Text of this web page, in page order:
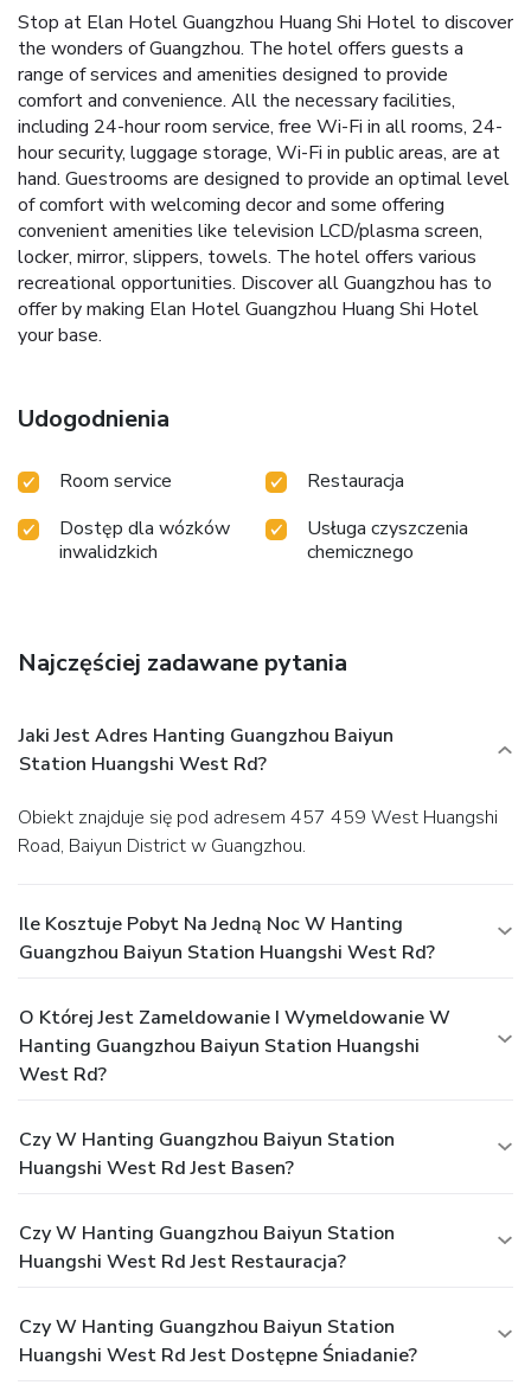
Stop at Elan Hotel Guangzhou Huang Shi Hotel to discover
the wonders of Guangzhou. The hotel offers guests a
range of services and amenities designed to provide
comfort and convenience. All the necessary facilities,
including 24-hour room service, free Wi-Fi in all rooms, 24-
hour security, luggage storage, Wi-Fi in public areas, are at
hand. Guestrooms are designed to provide an optimal level
of comfort with welcoming decor and some offering
convenient amenities like television LCD/plasma screen,
locker, mirror, slippers, towels. The hotel offers various
recreational opportunities. Discover all Guangzhou has to
offer by making Elan Hotel Guangzhou Huang Shi Hotel
your base.
Udogodnienia
Room service
Restauracja
Dostęp dla wózków
inwalidzkich
Usługa czyszczenia
chemicznego
Najczęściej zadawane pytania
Jaki Jest Adres Hanting Guangzhou Baiyun
Station Huangshi West Rd?
Obiekt znajduje się pod adresem 457 459 West Huangshi
Road, Baiyun District w Guangzhou.
Ile Kosztuje Pobyt Na Jedną Noc W Hanting
Guangzhou Baiyun Station Huangshi West Rd?
O Której Jest Zameldowanie I Wymeldowanie W
Hanting Guangzhou Baiyun Station Huangshi
West Rd?
Czy W Hanting Guangzhou Baiyun Station
Huangshi West Rd Jest Basen?
Czy W Hanting Guangzhou Baiyun Station
Huangshi West Rd Jest Restauracja?
Czy W Hanting Guangzhou Baiyun Station
Huangshi West Rd Jest Dostępne Śniadanie?